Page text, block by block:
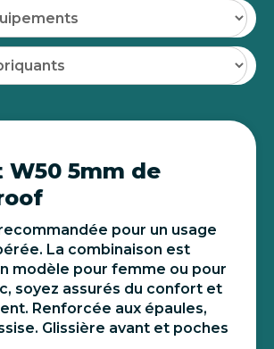
5mm de
pour un usage
La combinaison est
modèle pour femme ou pour
soyez assurés du confort et
Renforcée aux épaules,
Glissière avant et poches